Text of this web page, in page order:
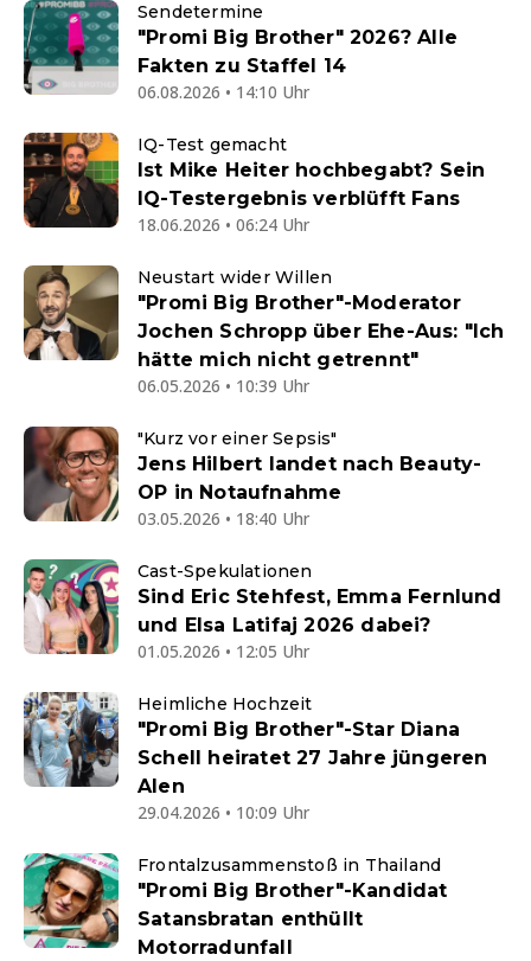
Sendetermine
"Promi Big Brother" 2026? Alle
Fakten zu Staffel 14
06.08.2026 • 14:10 Uhr
IQ-Test gemacht
Ist Mike Heiter hochbegabt? Sein
IQ-Testergebnis verblüfft Fans
18.06.2026 • 06:24 Uhr
Neustart wider Willen
"Promi Big Brother"-Moderator
Jochen Schropp über Ehe-Aus: "Ich
hätte mich nicht getrennt"
06.05.2026 • 10:39 Uhr
"Kurz vor einer Sepsis"
Jens Hilbert landet nach Beauty-
OP in Notaufnahme
03.05.2026 • 18:40 Uhr
Cast-Spekulationen
Sind Eric Stehfest, Emma Fernlund
und Elsa Latifaj 2026 dabei?
01.05.2026 • 12:05 Uhr
Heimliche Hochzeit
"Promi Big Brother"-Star Diana
Schell heiratet 27 Jahre jüngeren
Alen
29.04.2026 • 10:09 Uhr
Frontalzusammenstoß in Thailand
"Promi Big Brother"-Kandidat
Satansbratan enthüllt
Motorradunfall